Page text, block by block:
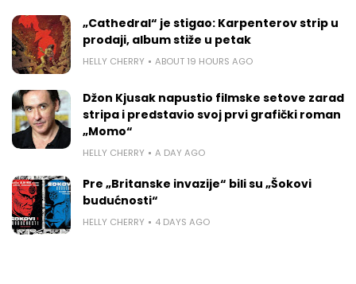
„Cathedral“ je stigao: Karpenterov strip u
prodaji, album stiže u petak
HELLY CHERRY ABOUT 19 HOURS AGO
Džon Kjusak napustio filmske setove zarad
stripa i predstavio svoj prvi grafički roman
„Momo“
HELLY CHERRY A DAY AGO
Pre „Britanske invazije“ bili su „Šokovi
budućnosti“
HELLY CHERRY 4 DAYS AGO